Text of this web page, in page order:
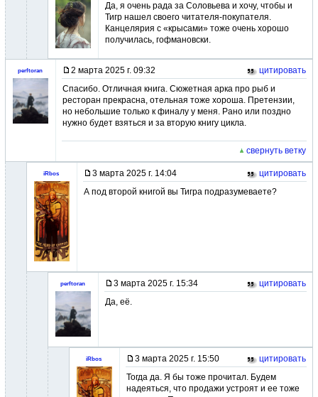
Да, я очень рада за Соловьева и хочу, чтобы и
Тигр нашел своего читателя-покупателя.
Канцелярия с «крысами» тоже очень хорошо
получилась, гофмановски.
perftoran 2 марта 2025 г. 09:32
цитировать
Спасибо. Отличная книга. Сюжетная арка про рыб и
ресторан прекрасна, отельная тоже хороша. Претензии,
но небольшие только к финалу у меня. Рано или поздно
нужно будет взяться и за вторую книгу цикла.
свернуть ветку
iRbos 3 марта 2025 г. 14:04
цитировать
А под второй книгой вы Тигра подразумеваете?
perftoran 3 марта 2025 г. 15:34
цитировать
Да, её.
iRbos 3 марта 2025 г. 15:50
цитировать
Тогда да. Я бы тоже прочитал. Будем
надеяться, что продажи устроят и ее тоже